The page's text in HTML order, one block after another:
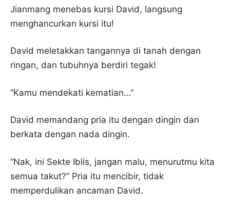
Jianmang menebas kursi David, langsung
menghancurkan kursi itu!
David meletakkan tangannya di tanah dengan
ringan, dan tubuhnya berdiri tegak!
“Kamu mendekati kematian…”
David memandang pria itu dengan dingin dan
berkata dengan nada dingin.
“Nak, ini Sekte Iblis, jangan malu, menurutmu kita
semua takut?” Pria itu mencibir, tidak
memperdulikan ancaman David.